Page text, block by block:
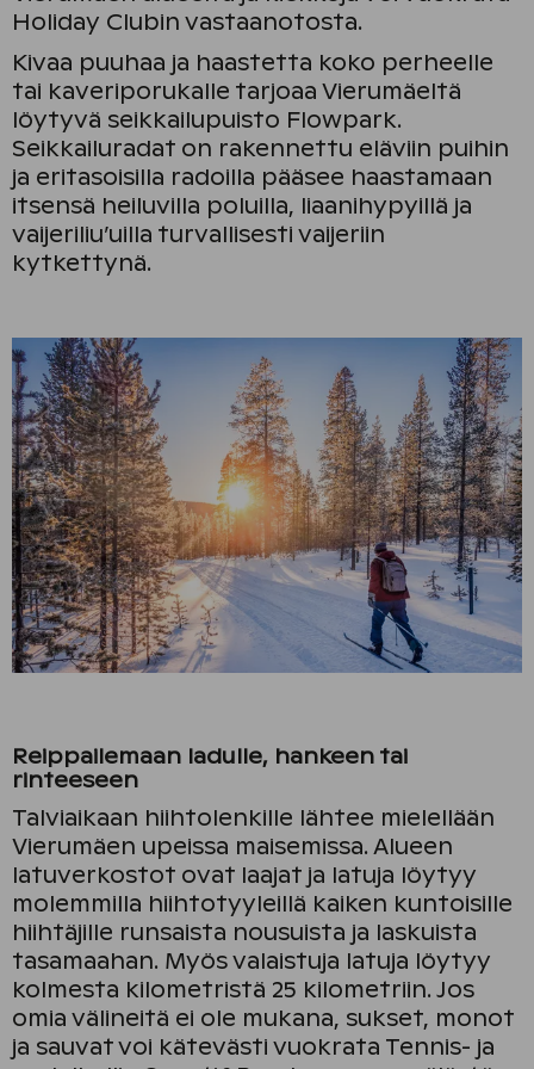
Holiday Clubin vastaanotosta.
Kivaa puuhaa ja haastetta koko perheelle
tai kaveriporukalle tarjoaa Vierumäeltä
löytyvä seikkailupuisto Flowpark.
Seikkailuradat on rakennettu eläviin puihin
ja eritasoisilla radoilla pääsee haastamaan
itsensä heiluvilla poluilla, liaanihypyillä ja
vaijeriliu’uilla turvallisesti vaijeriin
kytkettynä.
Reippailemaan ladulle, hankeen tai
rinteeseen
Talviaikaan hiihtolenkille lähtee mielellään
Vierumäen upeissa maisemissa. Alueen
latuverkostot ovat laajat ja latuja löytyy
molemmilla hiihtotyyleillä kaiken kuntoisille
hiihtäjille runsaista nousuista ja laskuista
tasamaahan. Myös valaistuja latuja löytyy
kolmesta kilometristä 25 kilometriin. Jos
omia välineitä ei ole mukana, sukset, monot
ja sauvat voi kätevästi vuokrata Tennis- ja